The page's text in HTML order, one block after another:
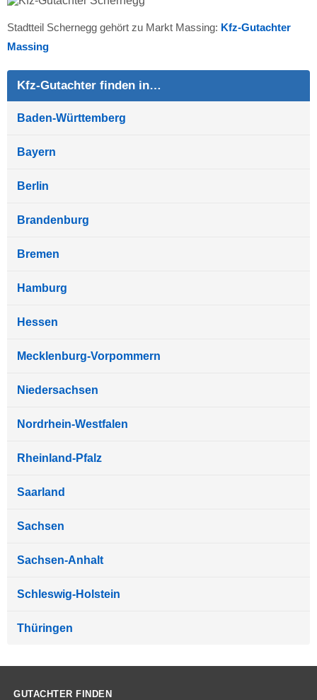
Stadtteil Schernegg gehört zu Markt Massing: Kfz-Gutachter
Massing
Kfz-Gutachter finden in…
Baden-Württemberg
Bayern
Berlin
Brandenburg
Bremen
Hamburg
Hessen
Mecklenburg-Vorpommern
Niedersachsen
Nordrhein-Westfalen
Rheinland-Pfalz
Saarland
Sachsen
Sachsen-Anhalt
Schleswig-Holstein
Thüringen
GUTACHTER FINDEN